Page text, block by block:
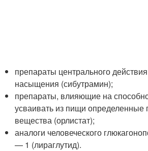
препараты центрального
насыщения (сибутрамин);
препараты, влияющие на
усваивать из пищи определенные
вещества (орлистат);
аналоги человеческого
— 1 (лираглутид).